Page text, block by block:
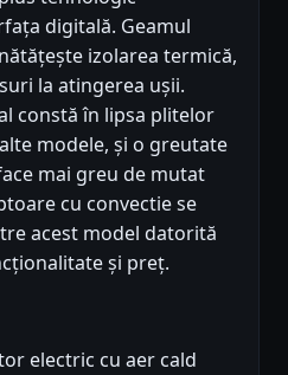
digitală. Geamul
izolarea termică,
la atingerea ușii.
constă în lipsa plitelor
modele, și o greutate
mai greu de mutat
cu convectie se
acest model datorită
și preț.
electric cu aer cald